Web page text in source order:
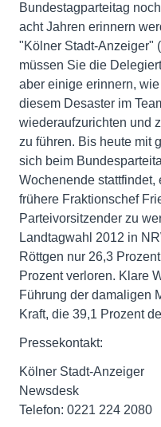
Bundestagparteitag
acht Jahren erinnern
"Kölner Stadt-Anzeiger"
müssen Sie die
aber einige erinnern,
diesem Desaster im
wiederaufzurichten und
zu führen. Bis heute mit
sich beim
Wochenende
frühere Fraktionschef
Parteivorsitzender zu
Landtagwahl 2012 in
Röttgen nur 26,3
Prozent verloren. Klare
Führung der damaligen
Kraft, die 39,1 Prozent
Pressekontakt:
Kölner Stadt-Anzeiger
Newsdesk
Telefon: 0221 224 2080